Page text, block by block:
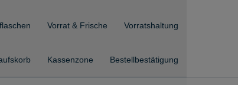
Vorrat & Frische Vorratshaltung
Kassenzone Bestellbestätigung